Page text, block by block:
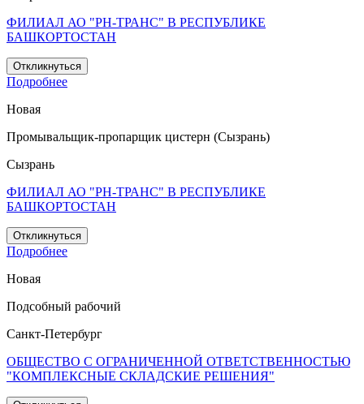
ФИЛИАЛ АО "РН-ТРАНС" В РЕСПУБЛИКЕ
БАШКОРТОСТАН
Откликнуться
Подробнее
Новая
Промывальщик-пропарщик цистерн (Сызрань)
Сызрань
ФИЛИАЛ АО "РН-ТРАНС" В РЕСПУБЛИКЕ
БАШКОРТОСТАН
Откликнуться
Подробнее
Новая
Подсобный рабочий
Санкт-Петербург
ОБЩЕСТВО С ОГРАНИЧЕННОЙ ОТВЕТСТВЕННОСТЬЮ
"КОМПЛЕКСНЫЕ СКЛАДСКИЕ РЕШЕНИЯ"